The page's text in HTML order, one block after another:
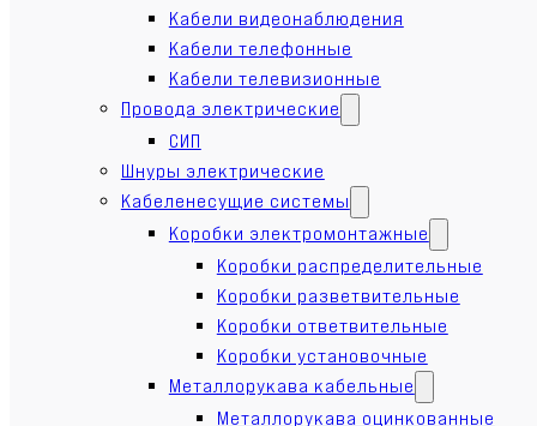
Кабели видеонаблюдения
Кабели телефонные
Кабели телевизионные
Провода электрические
СИП
Шнуры электрические
Кабеленесущие системы
Коробки электромонтажные
Коробки распределительные
Коробки разветвительные
Коробки ответвительные
Коробки установочные
Металлорукава кабельные
Металлорукава оцинкованные